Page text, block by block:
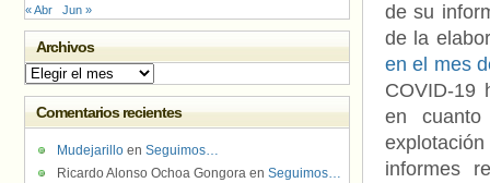
de su
de la
en el mes
COVID-19
en
informes
« Abr Jun »
Archivos
Archivos
Comentarios recientes
Mudejarillo en Seguimos…
Ricardo Alonso Ochoa Gongora en Seguimos…